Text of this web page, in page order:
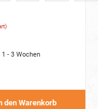
- 3 Wochen
den Warenkorb